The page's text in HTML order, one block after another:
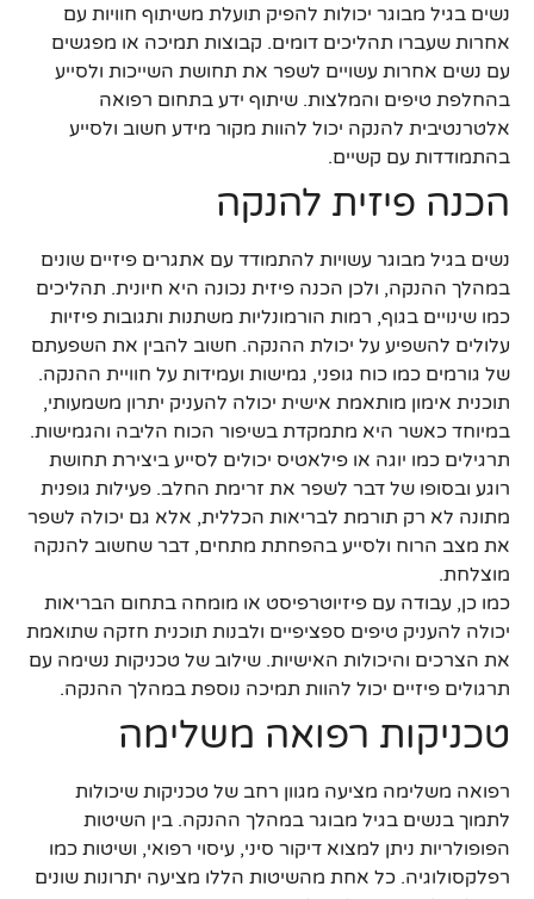
נשים בגיל מבוגר יכולות להפיק תועלת משיתוף חוויות עם
אחרות שעברו תהליכים דומים. קבוצות תמיכה או מפגשים
עם נשים אחרות עשויים לשפר את תחושת השייכות ולסייע
בהחלפת טיפים והמלצות. שיתוף ידע בתחום רפואה
אלטרנטיבית להנקה יכול להוות מקור מידע חשוב ולסייע
בהתמודדות עם קשיים.
הכנה פיזית להנקה
נשים בגיל מבוגר עשויות להתמודד עם אתגרים פיזיים שונים
במהלך ההנקה, ולכן הכנה פיזית נכונה היא חיונית. תהליכים
כמו שינויים בגוף, רמות הורמונליות משתנות ותגובות פיזיות
עלולים להשפיע על יכולת ההנקה. חשוב להבין את השפעתם
של גורמים כמו כוח גופני, גמישות ועמידות על חוויית ההנקה.
תוכנית אימון מותאמת אישית יכולה להעניק יתרון משמעותי,
במיוחד כאשר היא מתמקדת בשיפור הכוח הליבה והגמישות.
תרגילים כמו יוגה או פילאטיס יכולים לסייע ביצירת תחושת
רוגע ובסופו של דבר לשפר את זרימת החלב. פעילות גופנית
מתונה לא רק תורמת לבריאות הכללית, אלא גם יכולה לשפר
את מצב הרוח ולסייע בהפחתת מתחים, דבר שחשוב להנקה
מוצלחת.
כמו כן, עבודה עם פיזיוטרפיסט או מומחה בתחום הבריאות
יכולה להעניק טיפים ספציפיים ולבנות תוכנית חזקה שתואמת
את הצרכים והיכולות האישיות. שילוב של טכניקות נשימה עם
תרגולים פיזיים יכול להוות תמיכה נוספת במהלך ההנקה.
טכניקות רפואה משלימה
רפואה משלימה מציעה מגוון רחב של טכניקות שיכולות
לתמוך בנשים בגיל מבוגר במהלך ההנקה. בין השיטות
הפופולריות ניתן למצוא דיקור סיני, עיסוי רפואי, ושיטות כמו
רפלקסולוגיה. כל אחת מהשיטות הללו מציעה יתרונות שונים